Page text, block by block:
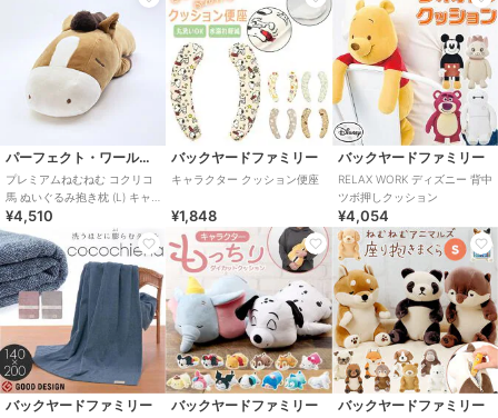
パーフェクト・ワールド・トーキョー
プレミアムねむねむ コクリコ
馬 ぬいぐるみ抱き枕 (L) キャ
メル りぶはあと 2026 干支
¥4,510
バックヤードファミリー
キャラクター クッション便座
¥1,848
バックヤードファミリー
RELAX WORK ディズニー 背中
ツボ押しクッション
¥4,054
バックヤードファミリー バックヤードファミリー バックヤードファミリー